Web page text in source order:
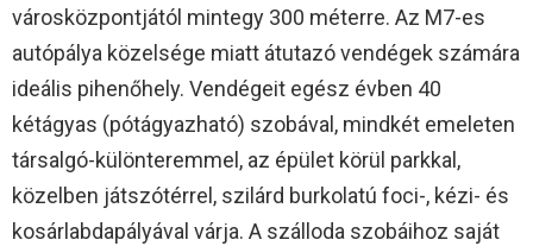
városközpontjától mintegy 300 méterre. Az M7-es
autópálya közelsége miatt átutazó vendégek számára
ideális pihenőhely. Vendégeit egész évben 40
kétágyas (pótágyazható) szobával, mindkét emeleten
társalgó-különteremmel, az épület körül parkkal,
közelben játszótérrel, szilárd burkolatú foci-, kézi- és
kosárlabdapályával várja. A szálloda szobáihoz saját